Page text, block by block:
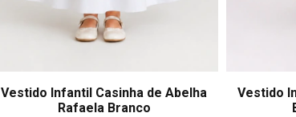
Vestido Infantil Casinha de Abelha
Rafaela Branco
Vestido